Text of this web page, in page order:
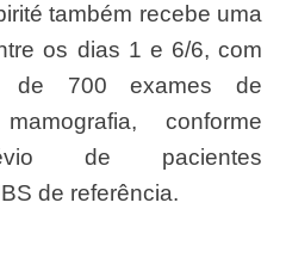
os dias 1 e 6/6, com
de 700 exames de
conforme
de pacientes
de referência.